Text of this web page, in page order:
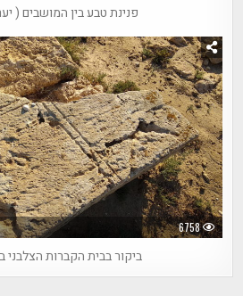
פנינת טבע בין המושבים (
6758
ביקור בבית הקברות הצלבני